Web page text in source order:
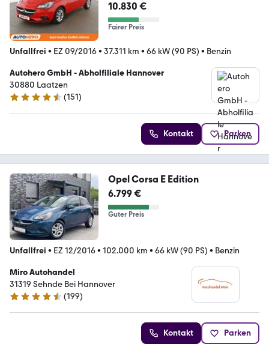
10.830 €
Fairer Preis
Unfallfrei • EZ 09/2016• 37.311 km • 66 kW (90 PS) • Benzin
Autohero GmbH - Abholfiliale Hannover
30880 Laatzen
4.7 Sterne
(151)
Kontakt Parken
Opel Corsa E Edition
6.799 €
Guter Preis
Unfallfrei • EZ 12/2016• 102.000 km • 66 kW (90 PS) • Benzin
Miro Autohandel
31319 Sehnde Bei Hannover
4.7 Sterne
(199)
Kontakt Parken